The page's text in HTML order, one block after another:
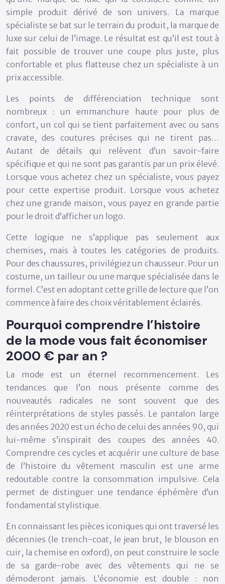
simple produit dérivé de son univers. La marque
spécialiste se bat sur le terrain du produit, la marque de
luxe sur celui de l’image. Le résultat est qu’il est tout à
fait possible de trouver une coupe plus juste, plus
confortable et plus flatteuse chez un spécialiste à un
prix accessible.
Les points de différenciation technique sont
nombreux : unemmanchure haute pour plus de
confort, un col qui se tient parfaitement avec ou sans
cravate, des coutures précises qui ne tirent pas…
Autant de détails qui relèvent d’un savoir-faire
spécifique et qui ne sont pas garantis par un prix élevé.
Lorsque vous achetez chez un spécialiste, vous payez
pour cette expertise produit. Lorsque vous achetez
chez une grande maison, vous payez en grande partie
pour le droit d’afficher un logo.
Cette logique ne s’applique pas seulement aux
chemises, mais à toutes les catégories de produits.
Pour des chaussures, privilégiez un chausseur. Pour un
costume, un tailleur ou une marque spécialisée dans le
formel. C’est en adoptant cette grille de lecture que l’on
commence à faire des choix véritablement éclairés.
Pourquoi comprendre l’histoire
de la mode vous fait économiser
2000 € par an ?
La mode est un éternel recommencement. Les
tendances que l’on nous présente comme des
nouveautés radicales ne sont souvent que des
réinterprétations de styles passés. Le pantalon large
des années 2020 est un écho de celui des années 90, qui
lui-même s’inspirait des coupes des années 40.
Comprendre ces cycles et acquérir une culture de base
de l’histoire du vêtement masculin est une arme
redoutable contre la consommation impulsive. Cela
permet de distinguer une tendance éphémère d’un
fondamental stylistique.
En connaissant les pièces iconiques qui ont traversé les
décennies (le trench-coat, le jean brut, le blouson en
cuir, la chemise en oxford), on peut construire le socle
de sa garde-robe avec des vêtements qui ne se
démoderont jamais. L’économie est double : non